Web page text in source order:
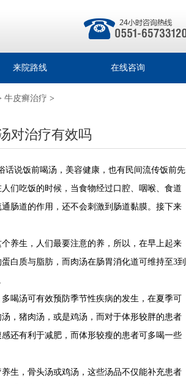
来院路线 在线咨询
牛皮癣治疗 >
对治疗有效吗
话说饭前喝汤，美容健康，也有民间流传饭前先
们吃饭的时候，当食物经过口腔、咽喉、食道
肠道的作用，还不会刺激到肠道黏膜。接下来
生，人们最要注意的养，所以，在早上起来
白质与脂肪，而肉汤在肠胃消化道可维持至3到
汤可有效预防季节性疾病的发生，在夏季可
，猪肉汤，或是鸡汤，而对于体形较胖的患者
还有利于减肥，而体形较瘦的患者可多喝一些
生，骨头汤或鸡汤，这些汤品不仅能补充患者